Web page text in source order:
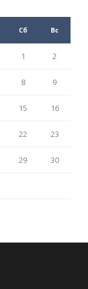
Сб Вс
1 2
8 9
15 16
22 23
29 30